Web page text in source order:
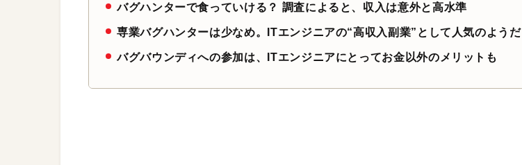
バグハンターで食っていける？ 調査によると、収入は意外と高水準
専業バグハンターは少なめ。ITエンジニアの“高収入副業”として人気のようだ
バグバウンディへの参加は、ITエンジニアにとってお金以外のメリットも